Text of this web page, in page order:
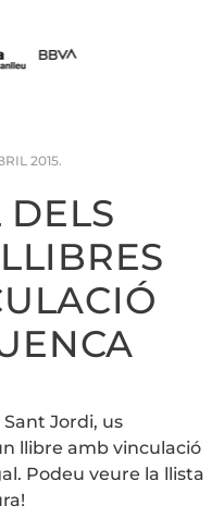
2015.
DELS
Jordi, us
llibre amb vinculació
Podeu veure la llista